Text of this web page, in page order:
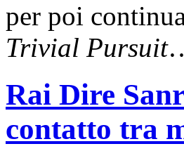
per poi
Trivial Pursuit
Rai Dire
contatto tra